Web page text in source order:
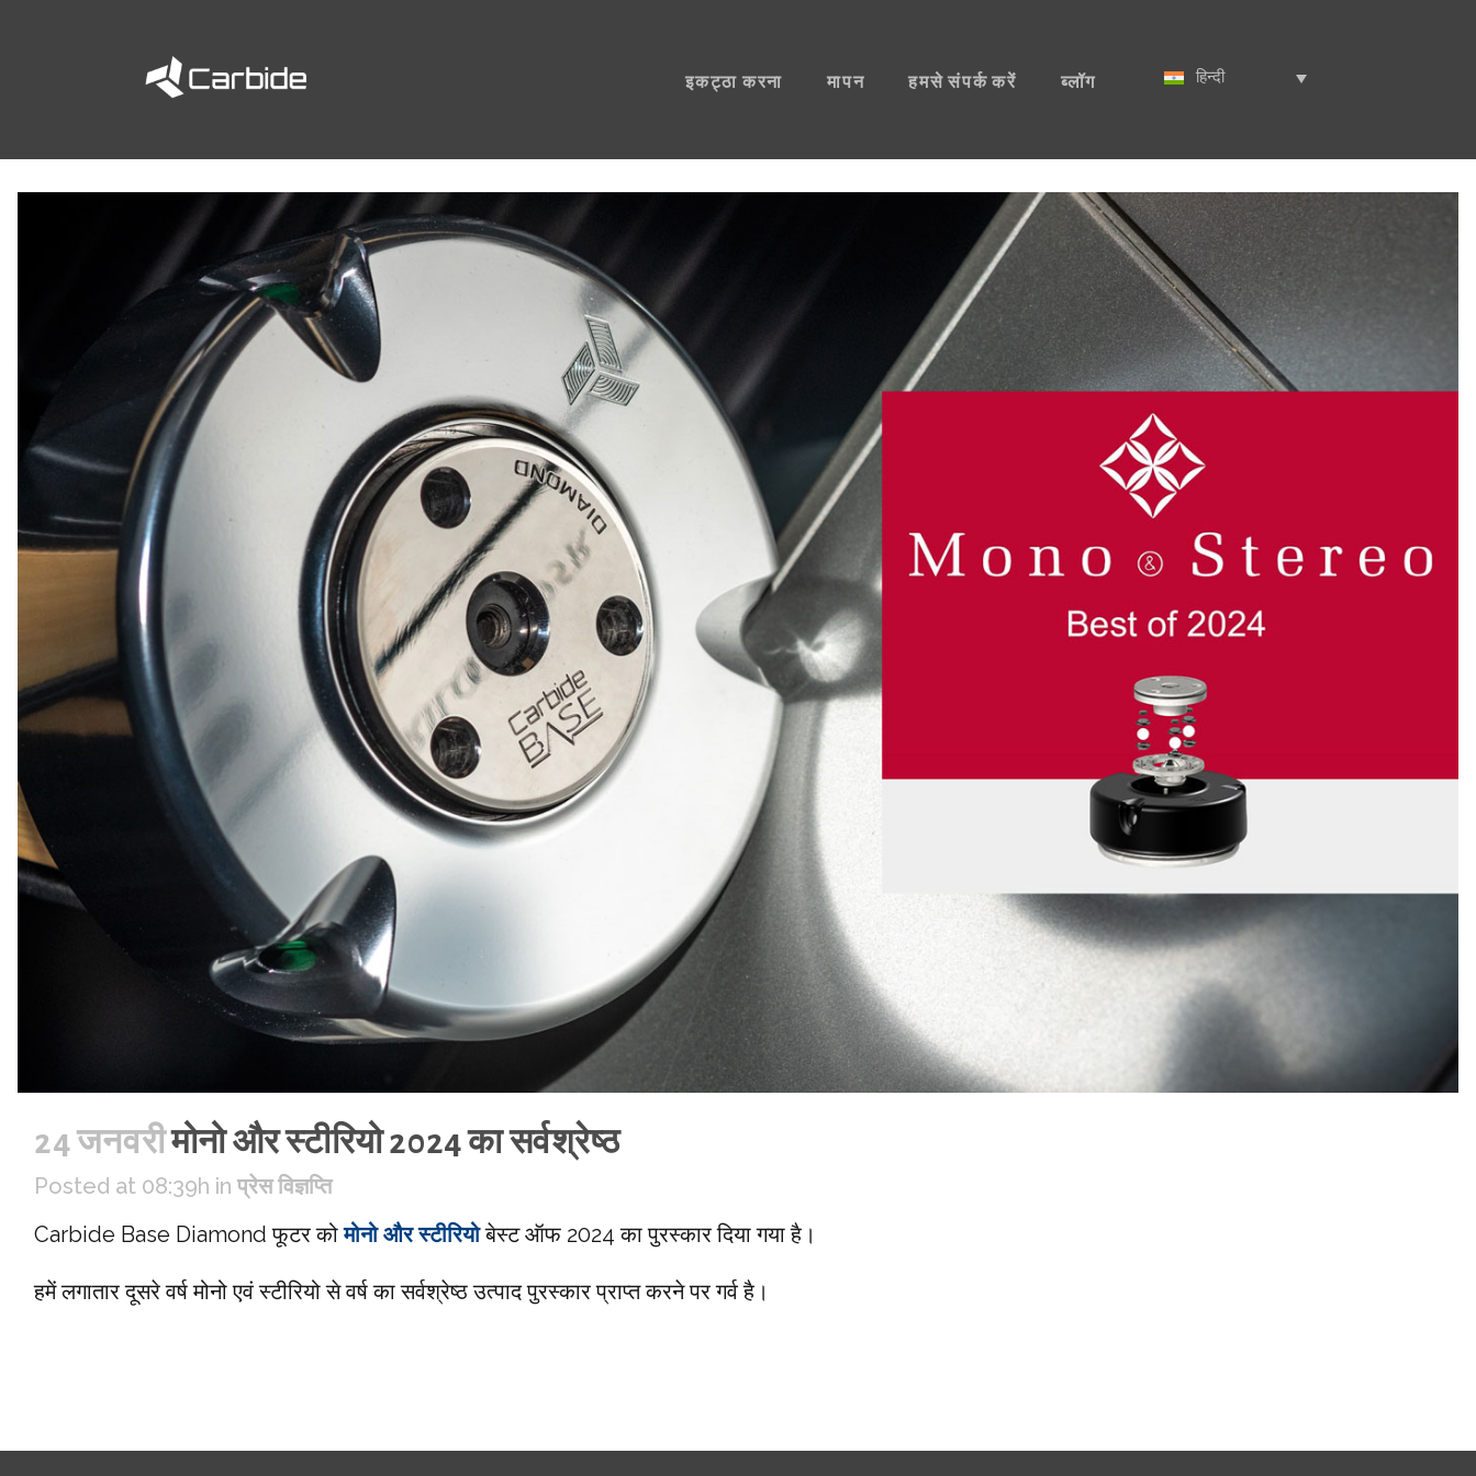
हिन्दी
इकट्ठा करना मापन हमसे संपर्क करें ब्लॉग
24 जनवरीमोनो और स्टीरियो 2024 का सर्वश्रेष्ठ
Posted at 08:39h in प्रेस विज्ञप्ति
Carbide Base Diamond फूटर कोमोनो और स्टीरियोबेस्ट ऑफ 2024 का पुरस्कार दिया गया है।
हमें लगातार दूसरे वर्ष मोनो एवं स्टीरियो से वर्ष का सर्वश्रेष्ठ उत्पाद पुरस्कार प्राप्त करने पर गर्व है।